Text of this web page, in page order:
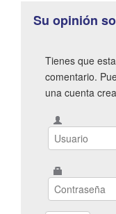
Su opinión
Tienes que
comentario.
una cuenta